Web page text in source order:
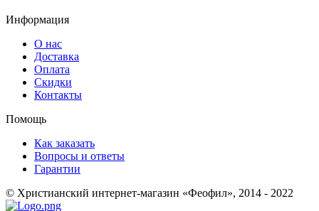
Информация
О нас
Доставка
Оплата
Скидки
Контакты
Помощь
Как заказать
Вопросы и ответы
Гарантии
© Христианский интернет-магазин «Феофил», 2014 - 2022